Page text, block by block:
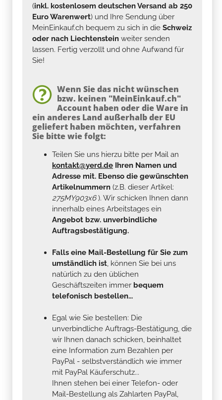
(inkl. kostenlosem deutschen Versand ab 250
Euro Warenwert) und Ihre Sendung über
MeinEinkauf.ch bequem zu sich in die Schweiz
oder nach Liechtenstein weiter senden
lassen. Fertig verzollt und ohne Aufwand für
Sie!
Wenn Sie das nicht wünschen
bzw. keinen "MeinEinkauf.ch"
Account haben oder die Ware in
ein anderes Land außerhalb der EU
geliefert haben möchten, verfahren
Sie bitte wie folgt:
Teilen Sie uns hierzu bitte per Mail an
kontakt@yerd.de Ihren Namen und
Adresse mit. Ebenso die gewünschten
Artikelnummern (z.B. dieser Artikel:
275MY903x6). Wir schicken Ihnen dann
innerhalb eines Arbeitstages ein
Angebot bzw. unverbindliche
Auftragsbestätigung.
Falls eine Mail-Bestellung für Sie zum
umständlich ist, können Sie bei uns
natürlich zu den üblichen
Geschäftszeiten immer bequem
telefonisch bestellen...
Egal wie Sie bestellen: Die
unverbindliche Auftrags-Bestätigung, die
wir Ihnen danach schicken, beinhaltet
eine Information zum Bezahlen per
PayPal - selbstverständlich wie immer
mit PayPal Käuferschutz...
Ihnen stehen bei einer Telefon- oder
Mail-Bestellung als Zahlarten PayPal,